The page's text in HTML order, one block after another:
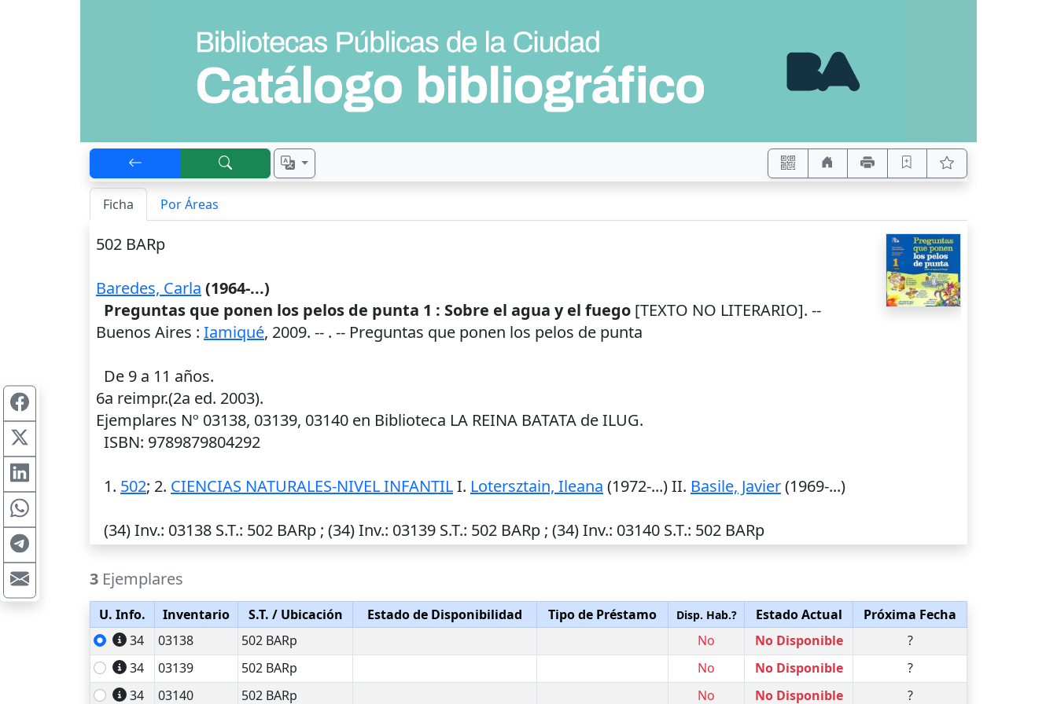
Ficha Por Áreas
502 BARp
Baredes, Carla (1964-...)
Preguntas que ponen los pelos de punta 1 : Sobre el agua y el fuego [TEXTO NO LITERARIO]. --
Buenos Aires : Iamiqué, 2009. -- . -- Preguntas que ponen los pelos de punta
De 9 a 11 años.
6a reimpr.(2a ed. 2003).
Ejemplares Nº 03138, 03139, 03140 en Biblioteca LA REINA BATATA de ILUG.
ISBN: 9789879804292
1. 502; 2. CIENCIAS NATURALES-NIVEL INFANTILI. Lotersztain, Ileana (1972-...) II. Basile, Javier(1969-...)
(34)Inv.: 03138 S.T.: 502 BARp ; (34)Inv.: 03139 S.T.: 502 BARp ; (34)Inv.: 03140 S.T.: 502 BARp
3 Ejemplares
U. Info. Inventario S.T. / Ubicación Estado de Disponibilidad Tipo de Préstamo Disp. Hab.? Estado Actual
Próxima Fecha
34
03138 502 BARp No No Disponible
?
34
03139 502 BARp No No Disponible
?
34
03140 502 BARp No No Disponible ?